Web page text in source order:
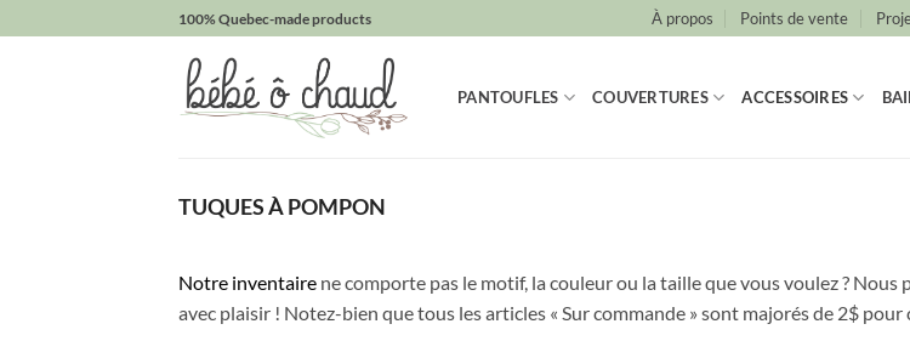
au
100% Quebec-made products À propos Points de vente
PANTOUFLES COUVERTURES ACCESSOIRES
TUQUES À POMPON
Notre inventaire ne comporte pas le motif, la couleur ou la taille que vous voulez ?
avec plaisir ! Notez-bien que tous les articles « Sur commande » sont majorés de 2$ pour